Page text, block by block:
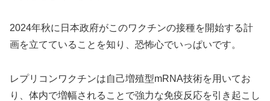
2024年秋に日本政府がこのワクチンの接種を開始する計
画を立てていることを知り、恐怖心でいっぱいです。
レプリコンワクチンは自己増殖型mRNA技術を用いてお
り、体内で増幅されることで強力な免疫反応を引き起こし